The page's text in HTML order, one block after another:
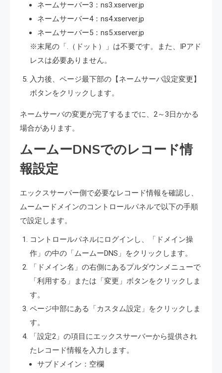
ネームサーバー3：ns3.xserver.jp
ネームサーバー4：ns4.xserver.jp
ネームサーバー5：ns5.xserver.jp
※末尾の「.（ドット）」は不要です。また、IPアド
レスは必要ありません。
入力後、ページ最下部の【ネームサーバ設定変更】
ボタンをクリックします。
ネームサーバの変更が完了するまでに、2～3日かかる
場合があります。
ムームーDNSでのレコード情
報設定
エックスサーバー側で必要なレコード情報を確認し、
ムームードメインのコントロールパネルで以下の手順
で設定します。
コントロールパネルにログインし、「ドメイン操
作」の中の「ムームーDNS」をクリックします。
「ドメイン名」の右側にあるプルダウンメニューで
「利用する」または「変更」ボタンをクリックしま
す。
ページ中部にある「カスタム設定」をクリックしま
す。
「設定2」の項目にエックスサーバーから提供され
たレコード情報を入力します。
サブドメイン：空欄